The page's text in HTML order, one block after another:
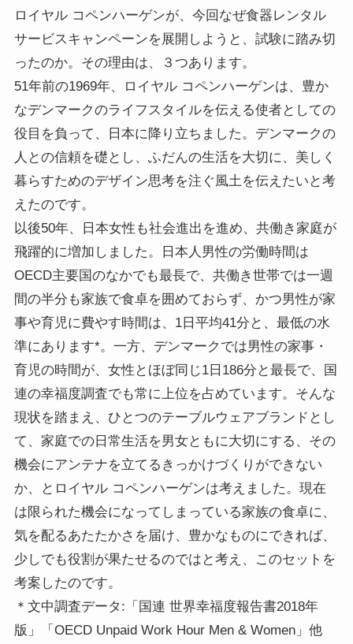
ロイヤル コペンハーゲンが、今回なぜ食器レンタル
サービスキャンペーンを展開しようと、試験に踏み切
ったのか。その理由は、３つあります。
51年前の1969年、ロイヤル コペンハーゲンは、豊か
なデンマークのライフスタイルを伝える使者としての
役目を負って、日本に降り立ちました。デンマークの
人との信頼を礎とし、ふだんの生活を大切に、美しく
暮らすためのデザイン思考を注ぐ風土を伝えたいと考
えたのです。
以後50年、日本女性も社会進出を進め、共働き家庭が
飛躍的に増加しました。日本人男性の労働時間は
OECD主要国のなかでも最長で、共働き世帯では一週
間の半分も家族で食卓を囲めておらず、かつ男性が家
事や育児に費やす時間は、1日平均41分と、最低の水
準にあります*。一方、デンマークでは男性の家事・
育児の時間が、女性とほぼ同じ1日186分と最長で、国
連の幸福度調査でも常に上位を占めています。そんな
現状を踏まえ、ひとつのテーブルウェアブランドとし
て、家庭での日常生活を男女ともに大切にする、その
機会にアンテナを立てるきっかけづくりができない
か、とロイヤル コペンハーゲンは考えました。現在
は限られた機会になってしまっている家族の食卓に、
気を配るあたたかさを届け、豊かなものにできれば、
少しでも役割が果たせるのではと考え、このセットを
考案したのです。
＊文中調査データ:「国連 世界幸福度報告書2018年
版」「OECD Unpaid Work Hour Men & Women」他